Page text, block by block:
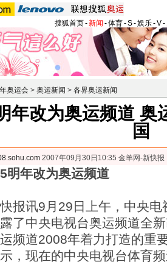
搜狐首页-新闻 -体育-S-娱乐-V-
奥运会 > 奥运新闻 > 各界奥运新闻
年改为奥运频道 奥
国
2007年09月30日10:35 金羊网-新快报
明年改为奥运频道
讯9月29日上午，中央电
了中央电视台奥运频道全
频道2008年着力打造的重
，现在的中央电视台体育